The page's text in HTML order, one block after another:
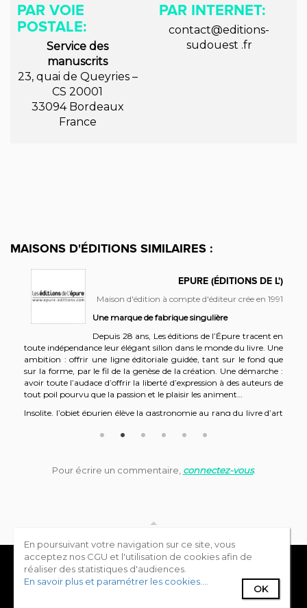
En poursuivant votre navigation sur ce site, vous
acceptez nos CGU et l'utilisation de cookies afin de
réaliser des statistiques d'audiences.
En savoir plus et paramétrer les cookies...
OK
PAR VOIE
POSTALE:
Service des
manuscrits
23, quai de Queyries –
CS 20001
33094 Bordeaux
France
PAR INTERNET:
contact@editions-
sudouest .fr
MAISONS D'ÉDITIONS SIMILAIRES :
EPURE (ÉDITIONS DE L')
Maison d'édition à compte d'éditeur crée en 1991
Une marque de fabrique singulière
Depuis 28 ans, Les éditions de l’Épure tracent en
toute indépendance leur élégant sillon dans le monde du livre. Une
ambition : offrir une ligne éditoriale guidée, tant sur le fond que
sur la forme, par le fil de la genèse de la création. Une démarche :
avoir toute l’audace d’offrir la liberté d’expression à des auteurs de
tout poil pourvu que la passion et le plaisir les animent…
Insolite, l’objet épurien élève la gastronomie au rang du livre d’art
création. Si l’Épure est indiscutablement reconnue comme
Meilleur éditeur au Gourmand World Cookbook Awards, 2008
Une philosophie, une éthique
Depuis notre création, nous respectons une cohérence dans la
conception, le contenu et la fabrication de nos livres. Nous
publions chaque année quelques ouvrages rares à nos yeux,
inédits ou de réimpression, de véritables coups de cœur, conçus
Pour écrire un commentaire, connectez-vous.
Annuaire des éditeurs Blog Contactez-nous